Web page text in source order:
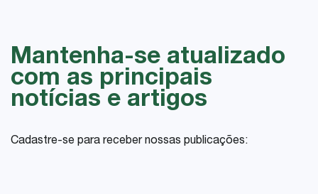
Mantenha-se atualizado
com as principais
notícias e artigos
Cadastre-se para receber nossas publicações: